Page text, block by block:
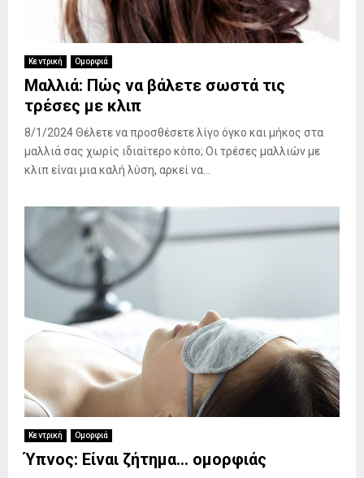
Κεντρική Ομορφιά
Μαλλιά: Πώς να βάλετε σωστά τις
τρέσες με κλιπ
8/1/2024 Θέλετε να προσθέσετε λίγο όγκο και μήκος στα
μαλλιά σας χωρίς ιδιαίτερο κόπο; Οι τρέσες μαλλιών με
κλιπ είναι μια καλή λύση, αρκεί να...
Κεντρική Ομορφιά
Ύπνος: Είναι ζήτημα… ομορφιάς